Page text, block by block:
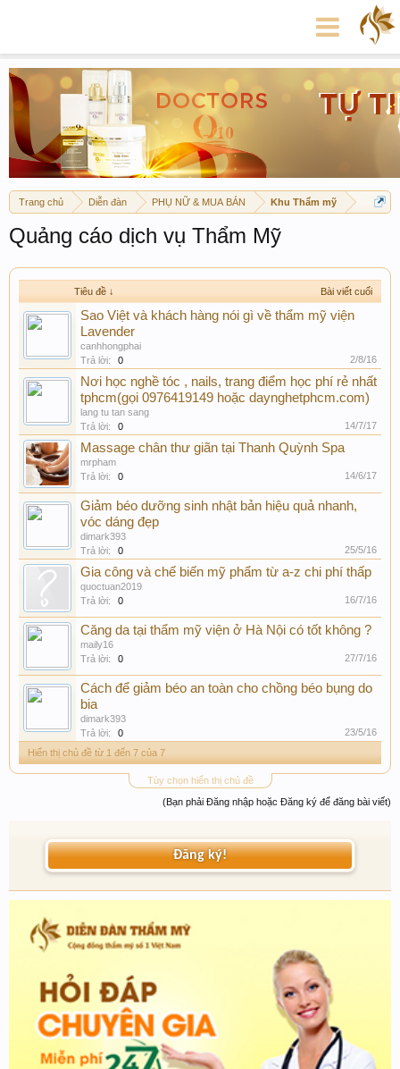
Trang chủ Diễn đàn PHỤ NỮ & MUA BÁN Khu Thẩm mỹ
Quảng cáo dịch vụ Thẩm Mỹ
Tiêu đề ↓ Bài viết cuối
Sao Việt và khách hàng nói gì về thẩm mỹ viện
Lavender
canhhongphai
Trả lời:
0 2/8/16
Nơi học nghề tóc , nails, trang điểm học phí rẻ nhất
tphcm(gọi 0976419149 hoặc daynghetphcm.com)
lang tu tan sang
Trả lời:
0 14/7/17
Massage chân thư giãn tại Thanh Quỳnh Spa
mrpham
Trả lời:
0 14/6/17
Giảm béo dưỡng sinh nhật bản hiệu quả nhanh,
vóc dáng đẹp
dimark393
Trả lời:
0 25/5/16
Gia công và chế biến mỹ phẩm từ a-z chi phí thấp
quoctuan2019
Trả lời:
0 16/7/16
Căng da tại thẩm mỹ viện ở Hà Nội có tốt không ?
maily16
Trả lời:
0 27/7/16
Cách để giảm béo an toàn cho chồng béo bụng do
bia
dimark393
Trả lời:
0
23/5/16
Hiển thị chủ đề từ 1 đến 7 của 7
Tùy chọn hiển thị chủ đề
(Bạn phải Đăng nhập hoặc Đăng ký để đăng bài viết)
Đăng ký!